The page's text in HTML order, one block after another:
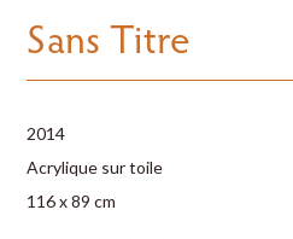
Sans Titre
2014
Acrylique sur toile
116 x 89 cm